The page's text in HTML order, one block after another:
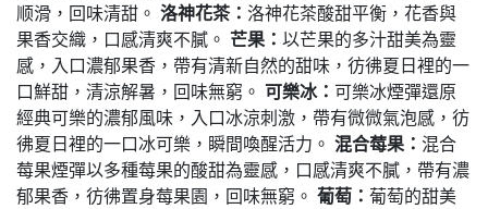
顺滑，回味清甜。 洛神花茶： 洛神花茶酸甜平衡，花香與
果香交織，口感清爽不膩。 芒果： 以芒果的多汁甜美為靈
感，入口濃郁果香，帶有清新自然的甜味，彷彿夏日裡的一
口鮮甜，清涼解暑，回味無窮。 可樂冰： 可樂冰煙彈還原
經典可樂的濃郁風味，入口冰涼刺激，帶有微微氣泡感，彷
彿夏日裡的一口冰可樂，瞬間喚醒活力。 混合莓果： 混合
莓果煙彈以多種莓果的酸甜為靈感，口感清爽不膩，帶有濃
郁果香，彷彿置身莓果園，回味無窮。 葡萄： 葡萄的甜美